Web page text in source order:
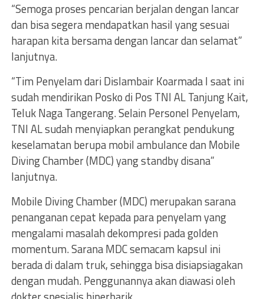
“Semoga proses pencarian berjalan dengan lancar
dan bisa segera mendapatkan hasil yang sesuai
harapan kita bersama dengan lancar dan selamat”
lanjutnya.
“Tim Penyelam dari Dislambair Koarmada I saat ini
sudah mendirikan Posko di Pos TNI AL Tanjung Kait,
Teluk Naga Tangerang. Selain Personel Penyelam,
TNI AL sudah menyiapkan perangkat pendukung
keselamatan berupa mobil ambulance dan Mobile
Diving Chamber (MDC) yang standby disana”
lanjutnya.
Mobile Diving Chamber (MDC) merupakan sarana
penanganan cepat kepada para penyelam yang
mengalami masalah dekompresi pada golden
momentum. Sarana MDC semacam kapsul ini
berada di dalam truk, sehingga bisa disiapsiagakan
dengan mudah. Penggunannya akan diawasi oleh